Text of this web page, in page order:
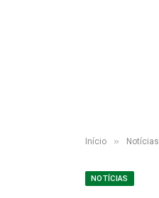
Início » Notícias
NOTÍCIAS